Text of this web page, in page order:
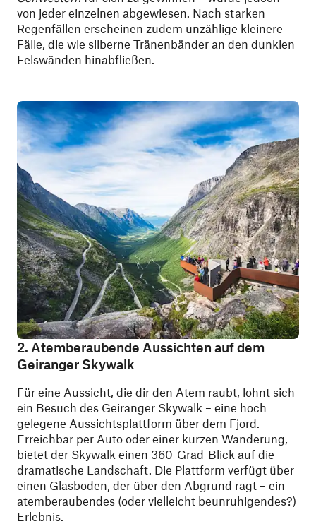
von jeder einzelnen abgewiesen. Nach starken
Regenfällen erscheinen zudem unzählige kleinere
Fälle, die wie silberne Tränenbänder an den dunklen
Felswänden hinabfließen.
2. Atemberaubende Aussichten auf dem
Geiranger Skywalk
Für eine Aussicht, die dir den Atem raubt, lohnt sich
ein Besuch des Geiranger Skywalk – eine hoch
gelegene Aussichtsplattform über dem Fjord.
Erreichbar per Auto oder einer kurzen Wanderung,
bietet der Skywalk einen 360-Grad-Blick auf die
dramatische Landschaft. Die Plattform verfügt über
einen Glasboden, der über den Abgrund ragt – ein
atemberaubendes (oder vielleicht beunruhigendes?)
Erlebnis.